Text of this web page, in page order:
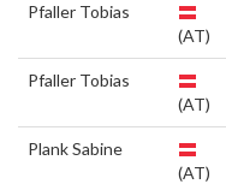
Pfaller Tobias
(AT)
Pfaller Tobias
(AT)
Plank Sabine
(AT)